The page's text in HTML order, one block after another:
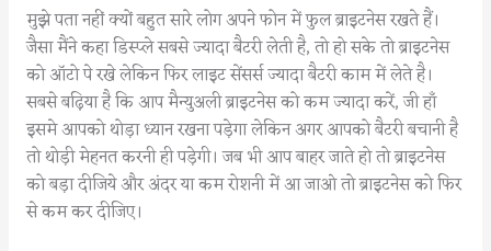
मुझे पता नहीं क्यों बहुत सारे लोग अपने फोन में फुल ब्राइटनेस रखते हैं।
जैसा मैंने कहा डिस्प्ले सबसे ज्यादा बैटरी लेती है, तो हो सके तो ब्राइटनेस
को ऑटो पे रखे लेकिन फिर लाइट सेंसर्स ज्यादा बैटरी काम में लेते है।
सबसे बढ़िया है कि आप मैन्युअली ब्राइटनेस को कम ज्यादा करें, जी हाँ
इसमे आपको थोड़ा ध्यान रखना पड़ेगा लेकिन अगर आपको बैटरी बचानी है
तो थोड़ी मेहनत करनी ही पड़ेगी। जब भी आप बाहर जाते हो तो ब्राइटनेस
को बड़ा दीजिये और अंदर या कम रोशनी में आ जाओ तो ब्राइटनेस को फिर
से कम कर दीजिए।